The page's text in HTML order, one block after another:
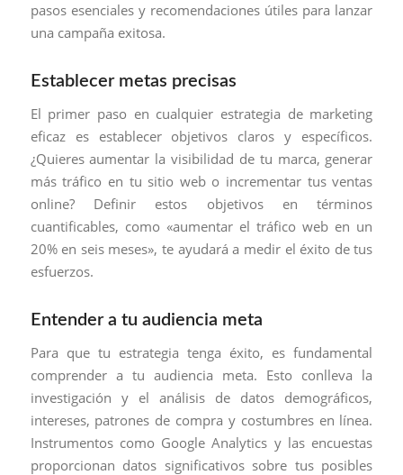
pasos esenciales y recomendaciones útiles para lanzar
una campaña exitosa.
Establecer metas precisas
El primer paso en cualquier estrategia de marketing
eficaz es establecer objetivos claros y específicos.
¿Quieres aumentar la visibilidad de tu marca, generar
más tráfico en tu sitio web o incrementar tus ventas
online? Definir estos objetivos en términos
cuantificables, como «aumentar el tráfico web en un
20% en seis meses», te ayudará a medir el éxito de tus
esfuerzos.
Entender a tu audiencia meta
Para que tu estrategia tenga éxito, es fundamental
comprender a tu audiencia meta. Esto conlleva la
investigación y el análisis de datos demográficos,
intereses, patrones de compra y costumbres en línea.
Instrumentos como Google Analytics y las encuestas
proporcionan datos significativos sobre tus posibles